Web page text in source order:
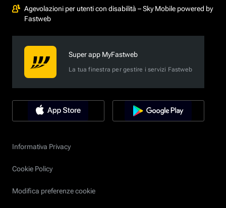
Agevolazioni per utenti con disabilità – Sky Mobile powered by
Fastweb
Super app MyFastweb
La tua finestra per gestire i servizi Fastweb
Informativa Privacy
Cookie Policy
Modifica preferenze cookie